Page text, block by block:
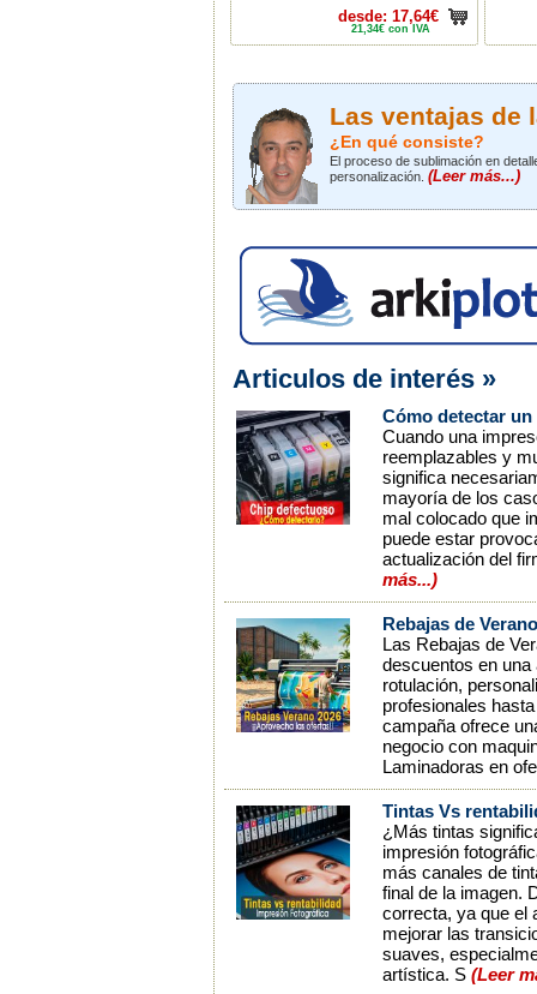
desde: 17,64€
21,34€ con IVA
Las ventajas de
¿En qué consiste?
El proceso de sublimación en
personalización. (Leer más...)
Articulos de interés »
Cómo detectar
Cuando una
reemplazables y
significa
mayoría de los
mal colocado que
puede estar
actualización del
más...)
Rebajas de
Las Rebajas de
descuentos en una
rotulación,
profesionales
campaña ofrece
negocio con
Laminadoras en
Tintas Vs
¿Más tintas
impresión
más canales de
final de la imagen.
correcta, ya que el
mejorar las
suaves,
artística. S (Leer